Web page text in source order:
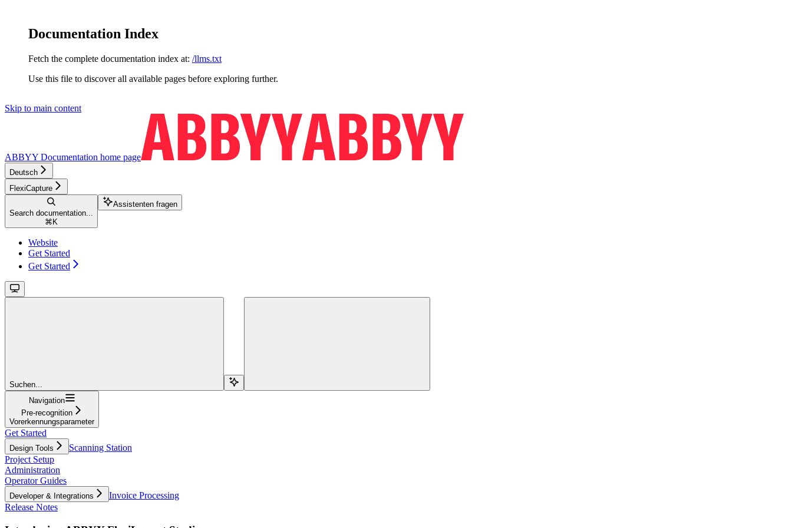
Documentation Index
Fetch the complete documentation index at: /llms.txt
Use this file to discover all available pages before exploring further.
Skip to main content
ABBYY Documentation home page
Deutsch
FlexiCapture
Search documentation...
⌘ K
Assistenten fragen
Website
Get Started
Get Started
Suchen...
Navigation
Pre-recognition
Vorerkennungsparameter
Get Started
Design Tools
Scanning Station
Project Setup
Administration
Operator Guides
Developer & Integrations
Invoice Processing
Release Notes